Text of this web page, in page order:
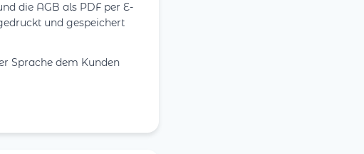
die AGB als PDF per E-
und gespeichert
Sprache dem Kunden